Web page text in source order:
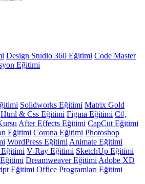
Design Studio 360 Eğitimi Code Master
Eğitimi
Solidworks Eğitimi Matrix Gold
Html & Css Eğitimi Figma Eğitimi C#,
After Effects Eğitimi CapCut Eğitimi
Eğitimi Corona Eğitimi Photoshop
WordPress Eğitimi Animate Eğitimi
Eğitimi V-Ray Eğitimi SketchUp Eğitimi
Dreamweaver Eğitimi Adobe XD
Eğitimi Office Programları Eğitimi